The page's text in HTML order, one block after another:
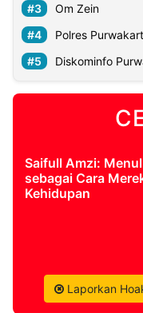
Om Zein
Polres
Diskominfo
Saifull Amzi:
sebagai Cara
Kehidupan
Laporkan